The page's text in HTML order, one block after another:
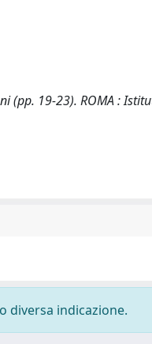
(pp. 19-23). ROMA :
diversa indicazione.